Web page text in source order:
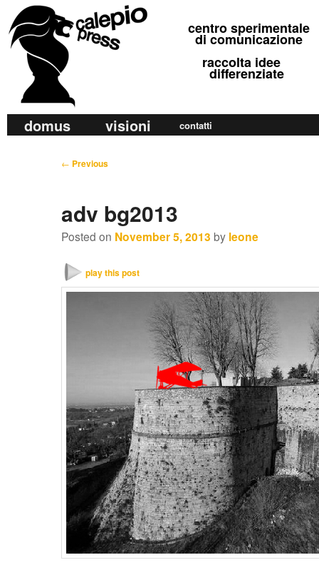
calepio press
©
centro sperimentale
di comunicazione
raccolta idee
differenziate
a
Skip
Skip
secondary
domus visioni contatti
P
t
n
v
← Previous
adv bg2013
Posted on November 5, 2013 by leone
play this post